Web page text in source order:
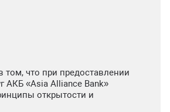
что при предоставлении
АКБ «Asia Alliance Bank»
открытости и